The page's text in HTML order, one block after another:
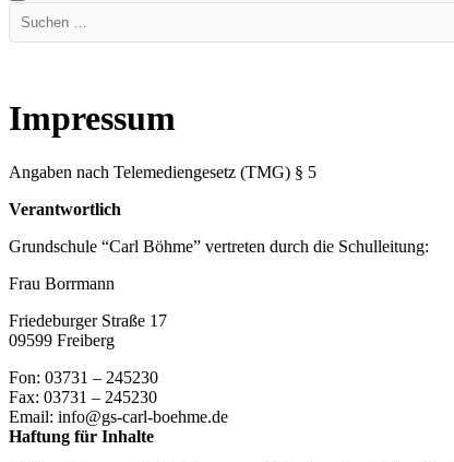
Suchen …
Impressum
Angaben nach Telemediengesetz (TMG) § 5
Verantwortlich
Grundschule “Carl Böhme” vertreten durch die Schulleitung:
Frau Borrmann
Friedeburger Straße 17
09599 Freiberg
Fon: 03731 – 245230
Fax: 03731 – 245230
Email: info@gs-carl-boehme.de
Haftung für Inhalte